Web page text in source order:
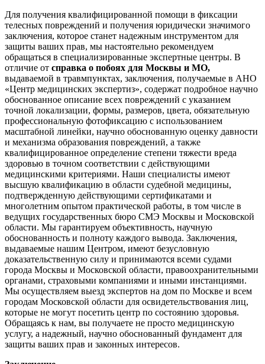
Для получения квалифицированной помощи в фиксации
телесных повреждений и получения юридически значимого
заключения, которое станет надежным инструментом для
защиты ваших прав, мы настоятельно рекомендуем
обращаться в специализированные экспертные центры. В
отличие от справка о побоях для Москвы и МО,
выдаваемой в травмпунктах, заключения, получаемые в АНО
«Центр медицинских экспертиз», содержат подробное научно
обоснованное описание всех повреждений с указанием
точной локализации, формы, размеров, цвета, обязательную
профессиональную фотофиксацию с использованием
масштабной линейки, научно обоснованную оценку давности
и механизма образования повреждений, а также
квалифицированное определение степени тяжести вреда
здоровью в точном соответствии с действующими
медицинскими критериями. Наши специалисты имеют
высшую квалификацию в области судебной медицины,
подтвержденную действующими сертификатами и
многолетним опытом практической работы, в том числе в
ведущих государственных бюро СМЭ Москвы и Московской
области. Мы гарантируем объективность, научную
обоснованность и полноту каждого вывода. Заключения,
выдаваемые нашим Центром, имеют безусловную
доказательственную силу и принимаются всеми судами
города Москвы и Московской области, правоохранительными
органами, страховыми компаниями и иными инстанциями.
Мы осуществляем выезд экспертов на дом по Москве и всем
городам Московской области для освидетельствования лиц,
которые не могут посетить центр по состоянию здоровья.
Обращаясь к нам, вы получаете не просто медицинскую
услугу, а надежный, научно обоснованный фундамент для
защиты ваших прав и законных интересов.